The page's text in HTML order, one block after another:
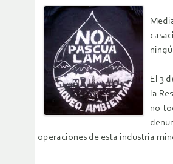
El 3
la
no
operaciones de esta industria